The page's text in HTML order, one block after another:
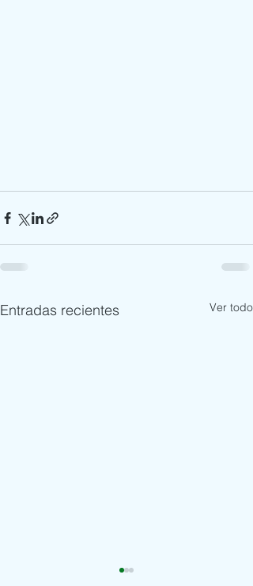
Entradas recientes Ver todo